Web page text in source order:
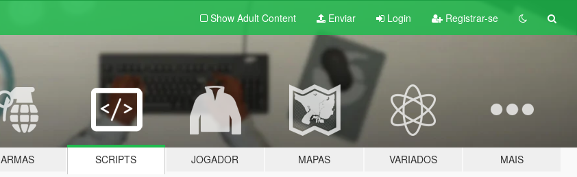
Show Adult Content Enviar Login Registrar-se
ARMAS SCRIPTS JOGADOR MAPAS VARIADOS MAIS